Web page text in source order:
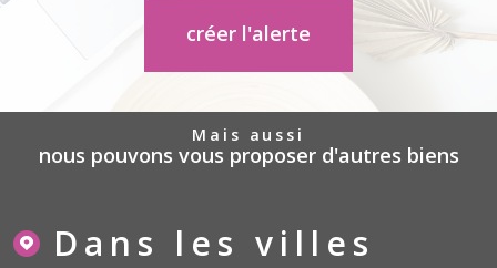
créer l'alerte
mais aussi
nous pouvons vous proposer d'autres biens
Dans les villes